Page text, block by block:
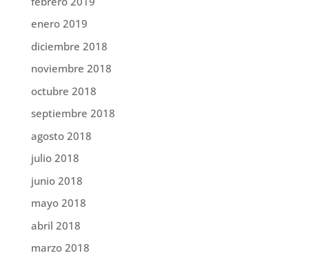
enero 2019
diciembre 2018
noviembre 2018
octubre 2018
septiembre 2018
agosto 2018
julio 2018
junio 2018
mayo 2018
abril 2018
marzo 2018